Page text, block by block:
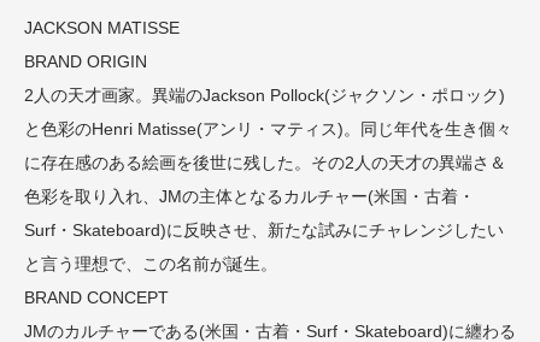
JACKSON MATISSE
BRAND ORIGIN
2人の天才画家。異端のJackson Pollock(ジャクソン・ポロック)
と色彩のHenri Matisse(アンリ・マティス)。同じ年代を生き個々
に存在感のある絵画を後世に残した。その2人の天才の異端さ＆
色彩を取り入れ、JMの主体となるカルチャー(米国・古着・
Surf・Skateboard)に反映させ、新たな試みにチャレンジしたい
と言う理想で、この名前が誕生。
BRAND CONCEPT
JMのカルチャーである(米国・古着・Surf・Skateboard)に纏わる